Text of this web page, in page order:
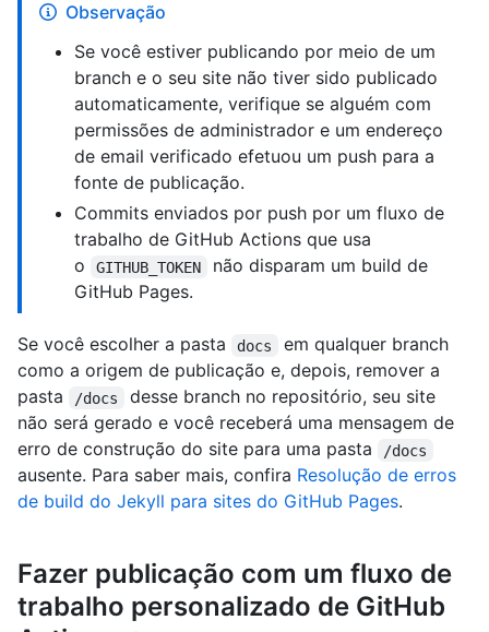
Observação
Se você estiver publicando por meio de um
branch e o seu site não tiver sido publicado
automaticamente, verifique se alguém com
permissões de administrador e um endereço
de email verificado efetuou um push para a
fonte de publicação.
Commits enviados por push por um fluxo de
trabalho de GitHub Actions que usa
o
GITHUB_TOKEN
não disparam um build de
GitHub Pages.
Se você escolher a pasta docs
em qualquer branch
como a origem de publicação e, depois, remover a
pasta
/docs
desse branch no repositório, seu site
não será gerado e você receberá uma mensagem de
erro de construção do site para uma pasta
/docs
ausente. Para saber mais, confira Resolução de erros
de build do Jekyll para sites do GitHub Pages.
Fazer publicação com um fluxo de
trabalho personalizado de GitHub